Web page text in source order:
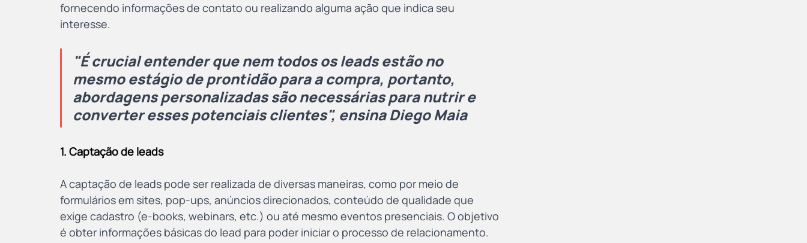
fornecendo informações de contato ou realizando alguma ação que indica seu
interesse.
"É crucial entender que nem todos os leads estão no
mesmo estágio de prontidão para a compra, portanto,
abordagens personalizadas são necessárias para nutrir e
converter esses potenciais clientes", ensina Diego Maia
1. Captação de leads
A captação de leads pode ser realizada de diversas maneiras, como por meio de
formulários em sites, pop-ups, anúncios direcionados, conteúdo de qualidade que
exige cadastro (e-books, webinars, etc.) ou até mesmo eventos presenciais. O objetivo
é obter informações básicas do lead para poder iniciar o processo de relacionamento.